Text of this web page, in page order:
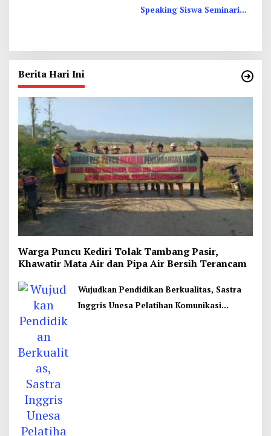
Speaking Siswa Seminari
Berita Hari Ini
Warga Puncu Kediri Tolak Tambang Pasir,
Khawatir Mata Air dan Pipa Air Bersih Terancam
Wujudkan Pendidikan Berkualitas, Sastra
Inggris Unesa Pelatihan Komunikasi